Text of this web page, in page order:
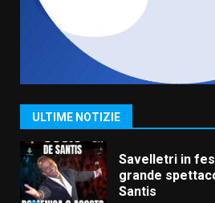
ULTIME NOTIZIE
6 Agosto 2026
1
La Banda Città
ufficialmente la
Savelletri in
grande
Santis